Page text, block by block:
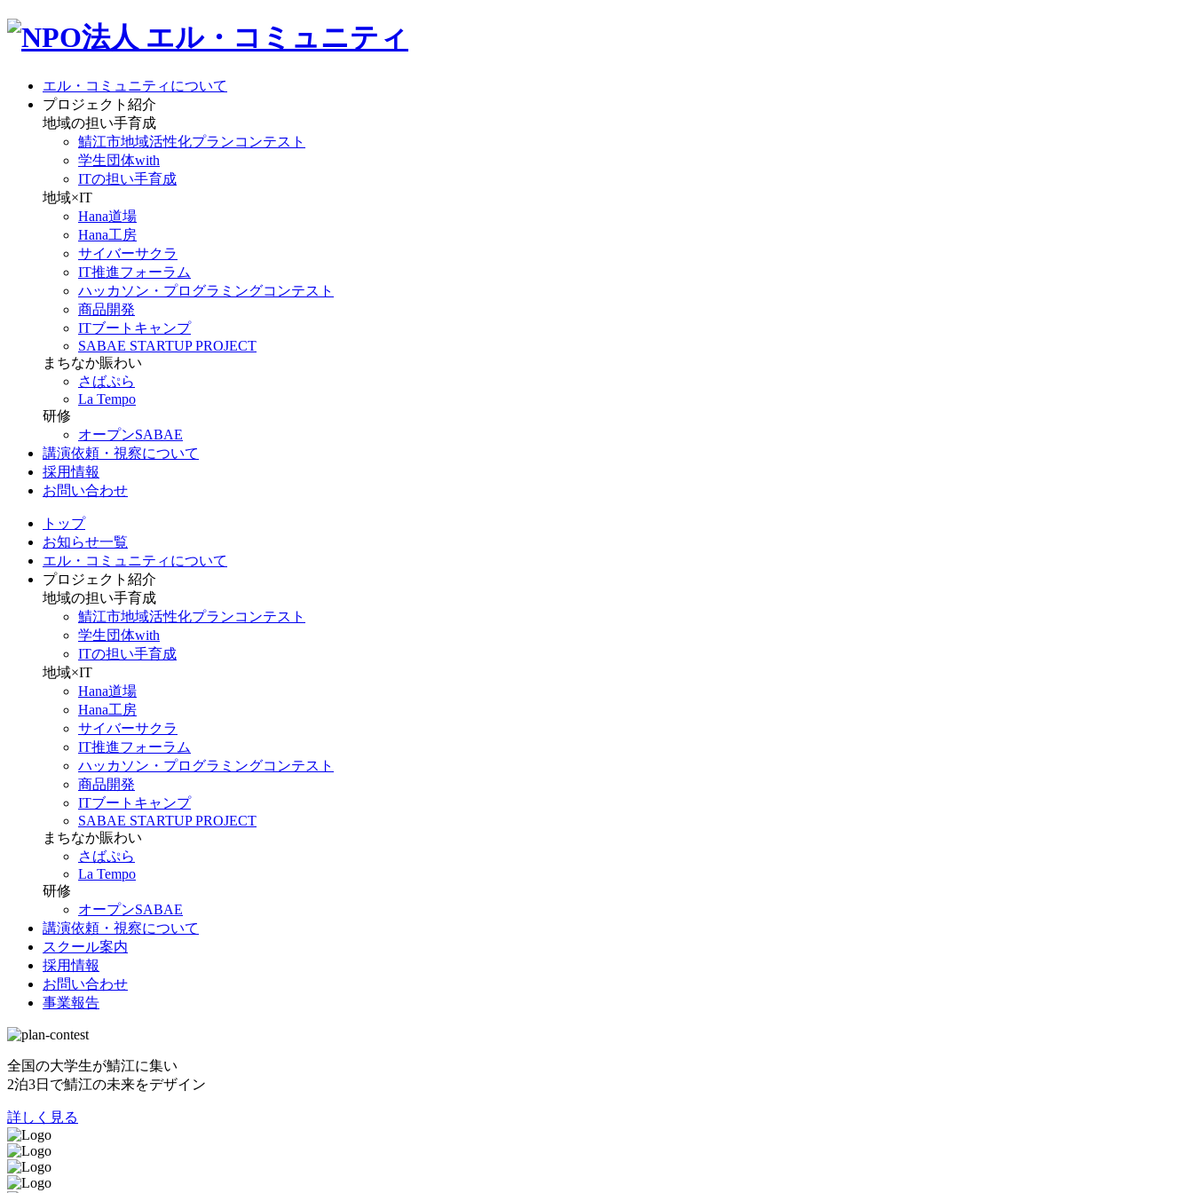
エル・コミュニティについて
プロジェクト紹介
地域の担い手育成
鯖江市地域活性化プランコンテスト
学生団体with
ITの担い手育成
地域×IT
Hana道場
Hana工房
サイバーサクラ
IT推進フォーラム
ハッカソン・プログラミングコンテスト
商品開発
ITブートキャンプ
SABAE STARTUP PROJECT
まちなか賑わい
さばぷら
La Tempo
研修
オープンSABAE
講演依頼・視察について
採用情報
お問い合わせ
トップ
お知らせ一覧
エル・コミュニティについて
プロジェクト紹介
地域の担い手育成
鯖江市地域活性化プランコンテスト
学生団体with
ITの担い手育成
地域×IT
Hana道場
Hana工房
サイバーサクラ
IT推進フォーラム
ハッカソン・プログラミングコンテスト
商品開発
ITブートキャンプ
SABAE STARTUP PROJECT
まちなか賑わい
さばぷら
La Tempo
研修
オープンSABAE
講演依頼・視察について
スクール案内
採用情報
お問い合わせ
事業報告
全国の大学生が鯖江に集い
2泊3日で鯖江の未来をデザイン
詳しく見る